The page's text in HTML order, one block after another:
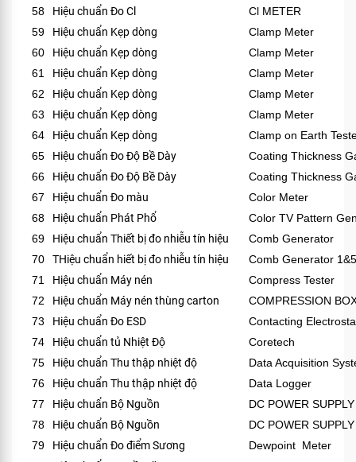
58
Hiệu chuẩn Đo Cl
Cl METER
59
Hiệu chuẩn Kẹp dòng
Clamp Meter
60
Hiệu chuẩn Kẹp dòng
Clamp Meter
61
Hiệu chuẩn Kẹp dòng
Clamp Meter
62
Hiệu chuẩn Kẹp dòng
Clamp Meter
63
Hiệu chuẩn Kẹp dòng
Clamp Meter
64
Hiệu chuẩn Kẹp dòng
Clamp on Earth
65
Hiệu chuẩn Đo Độ Bề Dày
Coating Thickness
66
Hiệu chuẩn Đo Độ Bề Dày
Coating Thickness
67
Hiệu chuẩn Đo màu
Color Meter
68
Hiệu chuẩn Phát Phổ
Color TV Pattern
69
Hiệu chuẩn Thiết bị đo nhiễu tín hiệu
Comb Generator
70
THiệu chuẩn hiết bị đo nhiễu tín hiệu
Comb Generator
71
Hiệu chuẩn Máy nén
Compress Tester
72
Hiệu chuẩn Máy nén thùng carton
COMPRESSION
73
Hiệu chuẩn Đo ESD
Contacting
74
Hiệu chuẩn tủ Nhiệt Độ
Coretech
75
Hiệu chuẩn Thu thập nhiệt độ
Data Acquisition
76
Hiệu chuẩn Thu thập nhiệt độ
Data Logger
77
Hiệu chuẩn Bộ Nguồn
DC POWER SUPPLY
78
Hiệu chuẩn Bộ Nguồn
DC POWER SUPPLY
79
Hiệu chuẩn Đo điểm Sương
Dewpoint Meter